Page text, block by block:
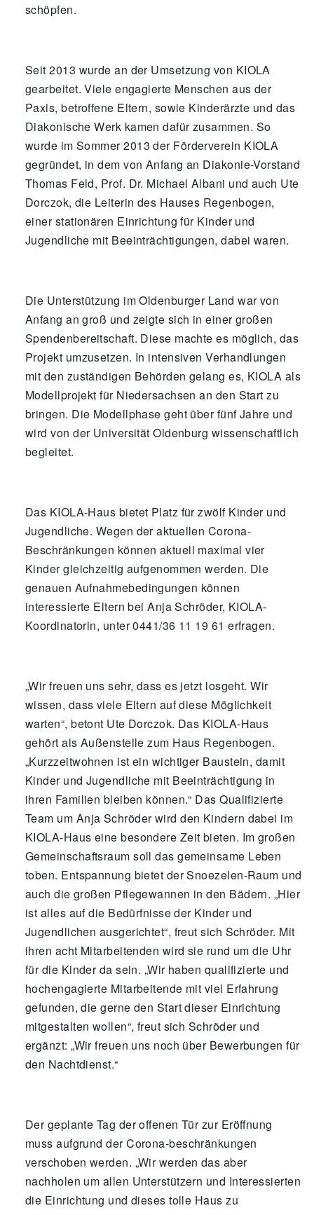
schöpfen.
Seit 2013 wurde an der Umsetzung von KIOLA
gearbeitet. Viele engagierte Menschen aus der
Paxis, betroffene Eltern, sowie Kinderärzte und das
Diakonische Werk kamen dafür zusammen. So
wurde im Sommer 2013 der Förderverein KIOLA
gegründet, in dem von Anfang an Diakonie-Vorstand
Thomas Feld, Prof. Dr. Michael Albani und auch Ute
Dorczok, die Leiterin des Hauses Regenbogen,
einer stationären Einrichtung für Kinder und
Jugendliche mit Beeinträchtigungen, dabei waren.
Die Unterstützung im Oldenburger Land war von
Anfang an groß und zeigte sich in einer großen
Spendenbereitschaft. Diese machte es möglich, das
Projekt umzusetzen. In intensiven Verhandlungen
mit den zuständigen Behörden gelang es, KIOLA als
Modellprojekt für Niedersachsen an den Start zu
bringen. Die Modellphase geht über fünf Jahre und
wird von der Universität Oldenburg wissenschaftlich
begleitet.
Das KIOLA-Haus bietet Platz für zwölf Kinder und
Jugendliche. Wegen der aktuellen Corona-
Beschränkungen können aktuell maximal vier
Kinder gleichzeitig aufgenommen werden. Die
genauen Aufnahmebedingungen können
interessierte Eltern bei Anja Schröder, KIOLA-
Koordinatorin, unter 0441/36 11 19 61 erfragen.
„Wir freuen uns sehr, dass es jetzt losgeht. Wir
wissen, dass viele Eltern auf diese Möglichkeit
warten“, betont Ute Dorczok. Das KIOLA-Haus
gehört als Außenstelle zum Haus Regenbogen.
„Kurzzeitwohnen ist ein wichtiger Baustein, damit
Kinder und Jugendliche mit Beeinträchtigung in
ihren Familien bleiben können.“ Das Qualifizierte
Team um Anja Schröder wird den Kindern dabei im
KIOLA-Haus eine besondere Zeit bieten. Im großen
Gemeinschaftsraum soll das gemeinsame Leben
toben. Entspannung bietet der Snoezelen-Raum und
auch die großen Pflegewannen in den Bädern. „Hier
ist alles auf die Bedürfnisse der Kinder und
Jugendlichen ausgerichtet“, freut sich Schröder. Mit
ihren acht Mitarbeitenden wird sie rund um die Uhr
für die Kinder da sein. „Wir haben qualifizierte und
hochengagierte Mitarbeitende mit viel Erfahrung
gefunden, die gerne den Start dieser Einrichtung
mitgestalten wollen“, freut sich Schröder und
ergänzt: „Wir freuen uns noch über Bewerbungen für
den Nachtdienst.“
Der geplante Tag der offenen Tür zur Eröffnung
muss aufgrund der Corona-beschränkungen
verschoben werden. „Wir werden das aber
nachholen um allen Unterstützern und Interessierten
die Einrichtung und dieses tolle Haus zu